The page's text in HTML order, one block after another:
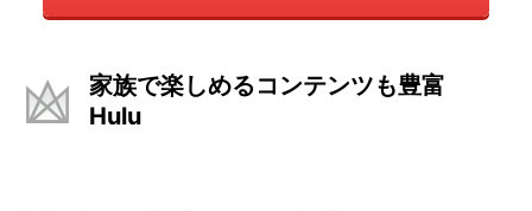
家族で楽しめるコンテンツも豊富
Hulu